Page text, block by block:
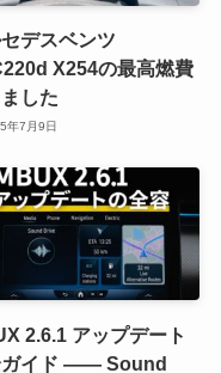
デスベンツ
X254の最高燃費
した
年7月9日
2.6.1 アップデート
ガイド ―― Sound